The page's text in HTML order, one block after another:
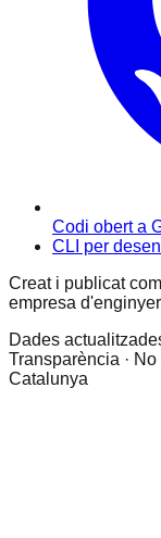
Codi obert a
CLI per
Creat i publicat
empresa
Dades
Transparència ·
Catalunya